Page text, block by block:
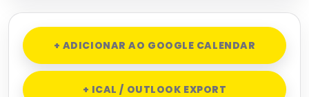
+ ADICIONAR AO GOOGLE CALENDAR
+ ICAL / OUTLOOK EXPORT